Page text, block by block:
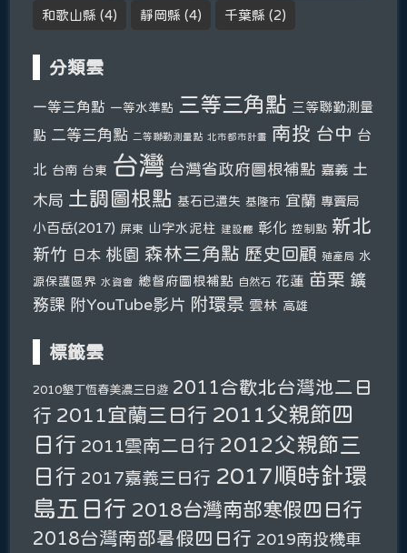
和歌山縣 (4) 靜岡縣 (4) 千葉縣 (2)
分類雲
一等三角點 一等水準點 三等三角點 三等聯勤測量
點 二等三角點 二等聯勤測量點 北市都市計畫 南投 台中 台
北 台南 台東 台灣 台灣省政府圖根補點 嘉義 土
木局 土調圖根點 基石已遺失 基隆市 宜蘭 專賣局
小百岳(2017) 屏東 山字水泥柱 建設廳 彰化 控制點 新北
新竹 日本 桃園 森林三角點 歷史回顧 殖產局
水
源保護區界 水資會 總督府圖根補點 自然石 花蓮 苗栗 鑛
務課 附YouTube影片 附環景 雲林 高雄
標籤雲
2010墾丁恆春美濃三日遊 2011合歡北台灣池二日
行 2011宜蘭三日行 2011父親節四
日行 2011雲南二日行 2012父親節三
日行 2017嘉義三日行 2017順時針環
島五日行 2018台灣南部寒假四日行
2018台灣南部暑假四日行 2019南投機車